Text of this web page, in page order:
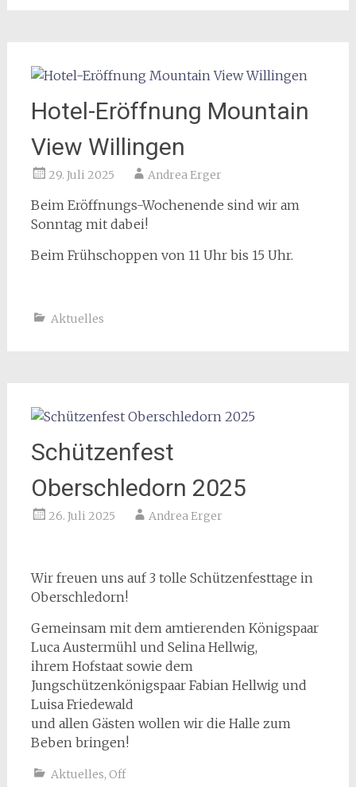
Hotel-Eröffnung Mountain
View Willingen
29. Juli 2025 Andrea Erger
Beim Eröffnungs-Wochenende sind wir am
Sonntag mit dabei!
Beim Frühschoppen von 11 Uhr bis 15 Uhr.
Aktuelles
Schützenfest
Oberschledorn 2025
26. Juli 2025 Andrea Erger
Wir freuen uns auf 3 tolle Schützenfesttage in
Oberschledorn!
Gemeinsam mit dem amtierenden Königspaar
Luca Austermühl und Selina Hellwig,
ihrem Hofstaat sowie dem
Jungschützenkönigspaar Fabian Hellwig und
Luisa Friedewald
und allen Gästen wollen wir die Halle zum
Beben bringen!
Aktuelles, Off